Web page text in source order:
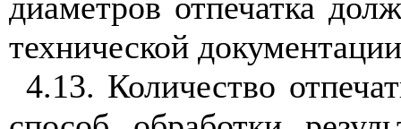
технической
4.13. Количество